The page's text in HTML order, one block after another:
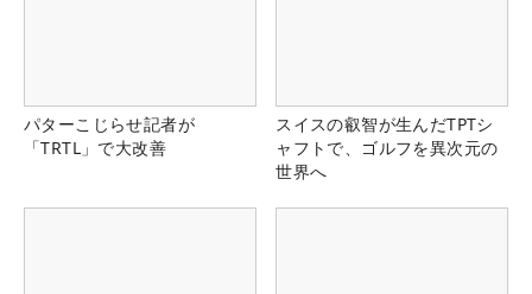
パターこじらせ記者が
「TRTL」で大改善
スイスの叡智が生んだTPTシ
ャフトで、ゴルフを異次元の
世界へ